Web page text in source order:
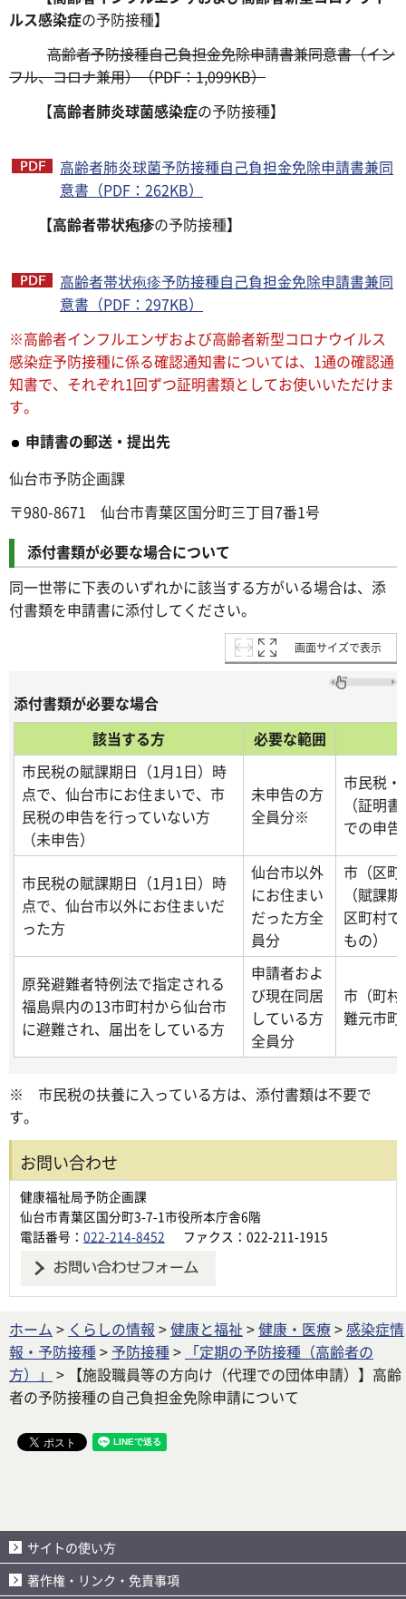
ルス感染症の予防接種】
高齢者予防接種自己負担金免除申請書兼同意書（イン
フル、コロナ兼用）（PDF：1,099KB）
【高齢者肺炎球菌感染症の予防接種】
高齢者肺炎球菌予防接種自己負担金免除申請書兼同
意書（PDF：262KB）
【高齢者帯状疱疹の予防接種】
高齢者帯状疱疹予防接種自己負担金免除申請書兼同
意書（PDF：297KB）
※高齢者インフルエンザおよび高齢者新型コロナウイルス
感染症予防接種に係る確認通知書については、1通の確認通
知書で、それぞれ1回ずつ証明書類としてお使いいただけま
す。
申請書の郵送・提出先
仙台市予防企画課
〒980-8671 仙台市青葉区国分町三丁目7番1号
添付書類が必要な場合について
同一世帯に下表のいずれかに該当する方がいる場合は、添
付書類を申請書に添付してください。
画面サイズで表示
添付書類が必要な場合
該当する方
必要な範囲
市民税の賦課期日（1月1日）時
点で、仙台市にお住まいで、市
民税の申告を行っていない方
（未申告）
未申告の方
全員分※
市民税
（証明
での申
市民税の賦課期日（1月1日）時
点で、仙台市以外にお住まいだ
った方
仙台市以外
にお住まい
だった方全
員分
市（区
（賦課
区町村
もの）
原発避難者特例法で指定される
福島県内の13市町村から仙台市
に避難され、届出をしている方
申請者およ
び現在同居
している方
全員分
市（町
難元市
※ 市民税の扶養に入っている方は、添付書類は不要で
す。
お問い合わせ
健康福祉局予防企画課
仙台市青葉区国分町3-7-1市役所本庁舎6階
電話番号： 022-214-8452 ファクス：022-211-1915
ホーム > くらしの情報 >健康と福祉 >健康・医療>感染症情
報・予防接種 > 予防接種 > 「定期の予防接種（高齢者の
方）」 > 【施設職員等の方向け（代理での団体申請）】高齢
者の予防接種の自己負担金免除申請について
サイトの使い方
著作権・リンク・免責事項